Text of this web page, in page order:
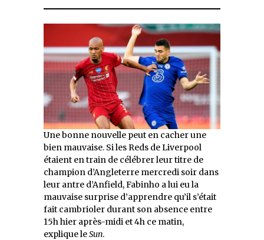
Une bonne nouvelle peut en cacher une
bien mauvaise. Si les Reds de Liverpool
étaient en train de célébrer leur titre de
champion d’Angleterre mercredi soir dans
leur antre d’Anfield, Fabinho a lui eu la
mauvaise surprise d’apprendre qu’il s’était
fait cambrioler durant son absence entre
15h hier après-midi et 4h ce matin,
explique leSun.